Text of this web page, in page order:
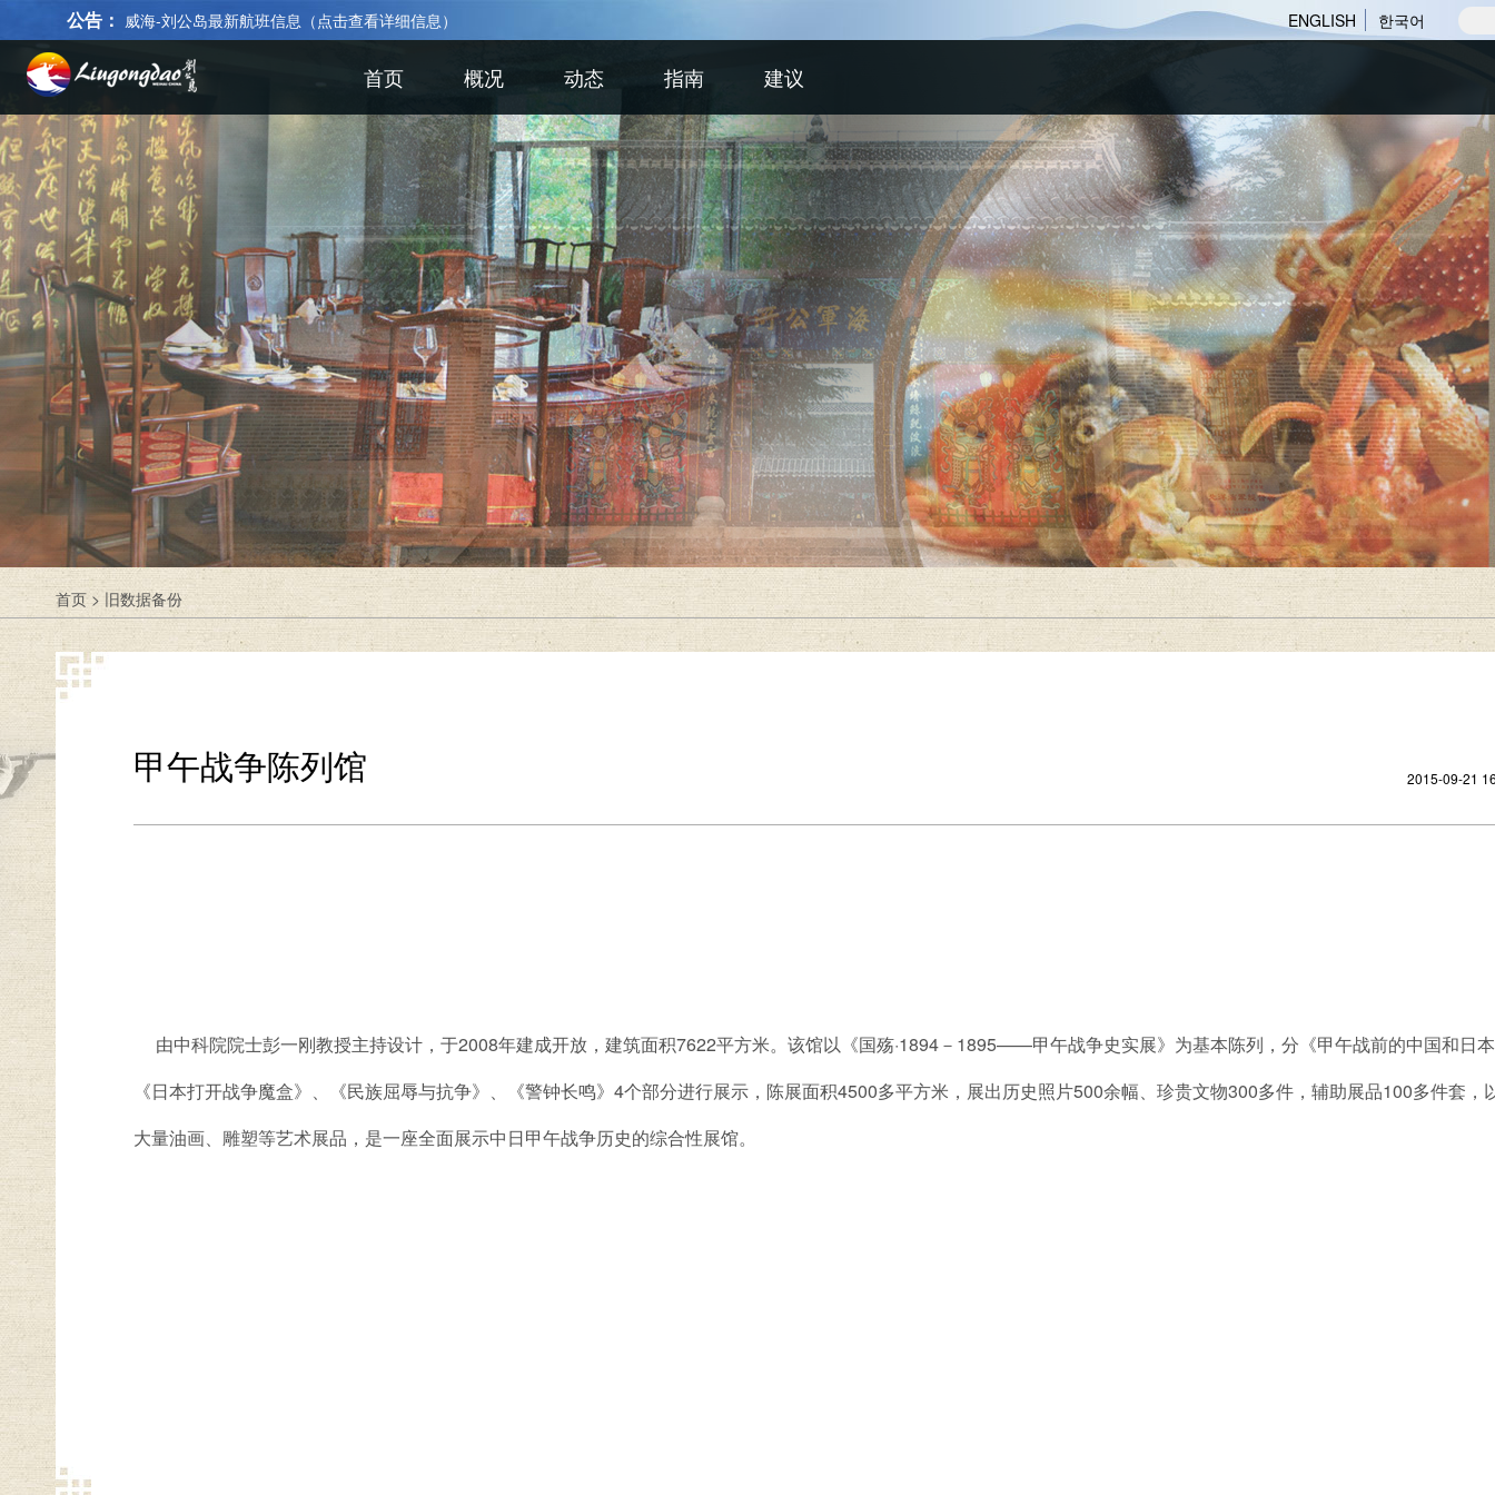
公告： 威海-刘公岛最新航班信息（点击查看详细信息） ENGLISH 한국어
首页 概况 动态 指南 建议
首页> 旧数据备份
甲午战争陈列馆 2015-09-21
由中科院院士彭一刚教授主持设计，于2008年建成开放，建筑面积7622平方米。该馆以《国殇·1894－1895——甲午战争史实展》为基本陈列，分《甲午战前的中国和日
《日本打开战争魔盒》、《民族屈辱与抗争》、《警钟长鸣》4个部分进行展示，陈展面积4500多平方米，展出历史照片500余幅、珍贵文物300多件，辅助展品100多件套，
大量油画、雕塑等艺术展品，是一座全面展示中日甲午战争历史的综合性展馆。